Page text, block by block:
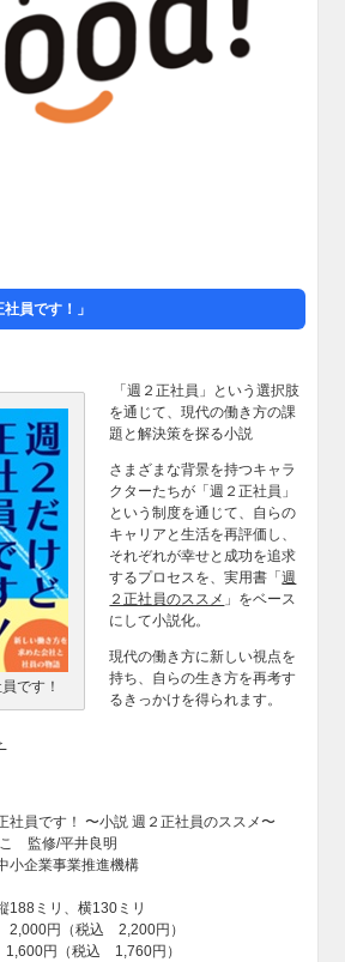
員です！」
です！
「週２正社員」という選択肢
を通じて、現代の働き方の課
題と解決策を探る小説
さまざまな背景を持つキャラ
クターたちが「週２正社員」
という制度を通じて、自らの
キャリアと生活を再評価し、
それぞれが幸せと成功を追求
するプロセスを、実用書「週
２正社員のススメ 」をベース
にして小説化。
現代の働き方に新しい視点を
持ち、自らの生き方を再考す
るきっかけを得られます。
社員です！ 〜小説 週２正社員のススメ〜
監修/平井良明
小企業事業推進機構
188ミリ、横130ミリ
2,000円（税込 2,200円）
（税込 1,760円）